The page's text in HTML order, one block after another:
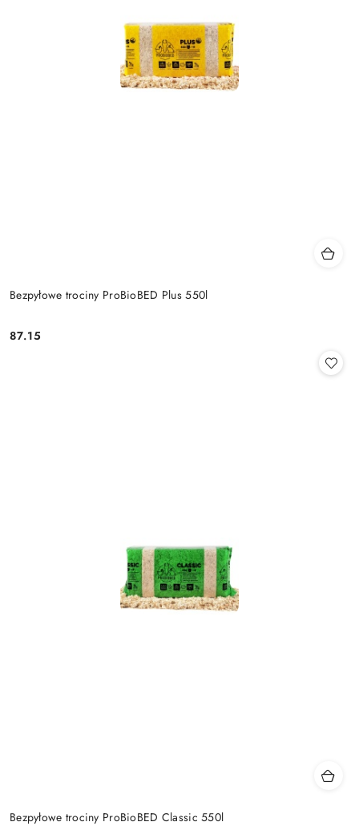
Bezpyłowe trociny ProBioBED Plus 550l
Cena:
87.15
Bezpyłowe trociny ProBioBED Classic 550l